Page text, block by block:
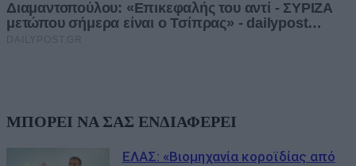
ΜΠΟΡΕΙ ΝΑ ΣΑΣ ΕΝΔΙΑΦΕΡΕΙ
ΕΛΑΣ: «Βιομηχανία κοροϊδίας από